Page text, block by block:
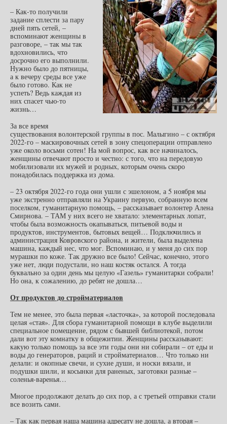
– Как-то получили
задание сплести за пару
дней пять сетей, –
вспоминают женщины в
разговоре, – так мы так
вдохновились, что
досрочно его выполнили.
Нужно было до пятницы,
а к вечеру среды все уже
было готово. Как не
успеть? Ведь каждая из
них спасет чью-то
жизнь…
За все время
существования волонтерской группы в пос. Малыгино – с октября
2022-го – маскировочных сетей в зону спецоперации отправлено
уже около восьми сотен! На мой вопрос, как все начиналось,
женщины отвечают просто и честно: с того, что на передовую
мобилизовали их мужей и родных, которым очень скоро
понадобилась поддержка из дома.
– 23 октября 2022-го года они ушли с эшелоном, а 5 ноября мы
уже экстренно отправляли на Украину первую, собранную всем
поселком, гуманитарную помощь, – рассказывает волонтер Алена
Смирнова. – ТАМ у них всего не хватало: элементарных лопат,
чтобы была возможность окапываться, питьевой воды и
продуктов, инструментов, бытовых вещей… Подключились и
администрация Ковровского района, и жители, была выделена
машина, каждый нес, что мог. Вспоминаю, и у меня до сих пор
мурашки по коже. Так дружно все было! Сейчас, конечно, этого
уже нет, люди подустали, но наш костяк остался. А тогда
буквально за один день мы целую «Газель» гуманитарки собрали!
Но она, к сожалению, до ребят не дошла…
От продуктов до стройматериалов
Тем не менее, это была первая «ласточка», за которой последовала
целая «стая». Для сбора гуманитарной помощи в клубе выделили
специальное помещение, рядом с бывшей библиотекой, потом
дали вот эту комнатку в общежитии. Женщины рассказывают:
какую только помощь за все эти годы они ни собирали – от еды и
воды до генераторов, раций и стройматериалов… Что только ни
делали: и окопные свечи, и сухие души, и носки вязали, и
подушки шили, и косынки для раненых, заготовки разные –
соленья-варенья…
Многое продолжают делать до сих пор, а с третьей отправки стали
все возить сами.
– Так как первая наша машина адресату не дошла, а вторая –